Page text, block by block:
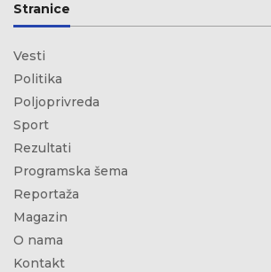
Stranice
Vesti
Politika
Poljoprivreda
Sport
Rezultati
Programska šema
Reportaža
Magazin
O nama
Kontakt